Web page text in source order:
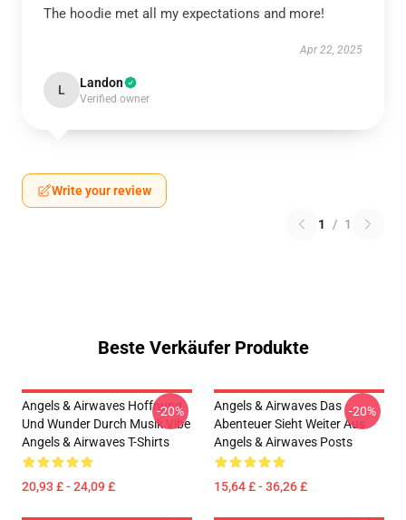
The hoodie met all my expectations and more!
Apr 22, 2025
L Landon
Verified owner
Write your review
1 / 1
Beste Verkäufer Produkte
Angels & Airwaves Hoffnung
Und Wunder Durch Musik Vibe
Angels & Airwaves T-Shirts
20,93 £ - 24,09 £
-20%
Angels & Airwaves Das
Abenteuer Sieht Weiter Aus
Angels & Airwaves Posts
15,64 £ - 36,26 £
-20%